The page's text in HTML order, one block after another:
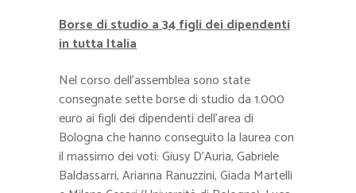
Borse di studio a 34 figli dei dipendenti
in tutta Italia
Nel corso dell’assemblea sono state
consegnate sette borse di studio da 1.000
euro ai figli dei dipendenti dell’area di
Bologna che hanno conseguito la laurea con
il massimo dei voti: Giusy D’Auria, Gabriele
Baldassarri, Arianna Ranuzzini, Giada Martelli